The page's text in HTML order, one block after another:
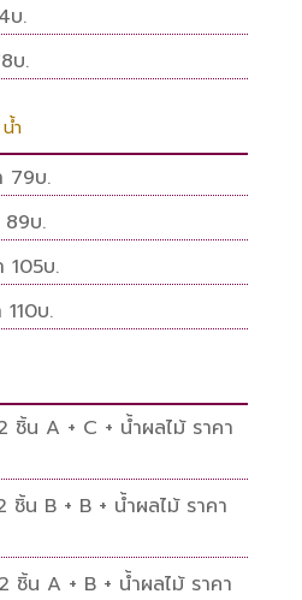
บ.
บ.
ำ
79บ.
89บ.
105บ.
110บ.
น A + C + น้ำผลไม้ ราคา
น B + B + น้ำผลไม้ ราคา
น A + B + น้ำผลไม้ ราคา